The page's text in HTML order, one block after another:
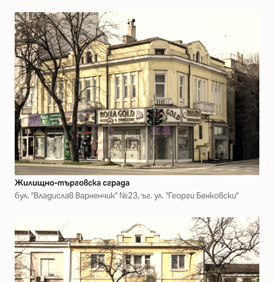
Жилищно-търговска сграда
бул. "Владислав Варненчик" №23, ъг. ул. "Георги Бенковски"